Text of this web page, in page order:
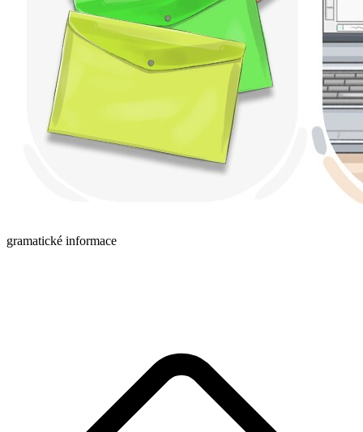
gramatické informace